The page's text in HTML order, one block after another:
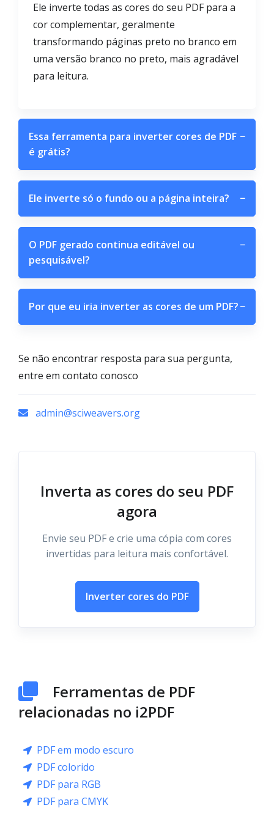
Ele inverte todas as cores do seu PDF para a
cor complementar, geralmente
transformando páginas preto no branco em
uma versão branco no preto, mais agradável
para leitura.
Essa ferramenta para inverter cores de PDF
é grátis?
−
Ele inverte só o fundo ou a página inteira? −
O PDF gerado continua editável ou
pesquisável?
−
Por que eu iria inverter as cores de um PDF?−
Se não encontrar resposta para sua pergunta,
entre em contato conosco
admin@sciweavers.org
Inverta as cores do seu PDF
agora
Envie seu PDF e crie uma cópia com cores
invertidas para leitura mais confortável.
Inverter cores do PDF
Ferramentas de PDF
relacionadas no i2PDF
PDF em modo escuro
PDF colorido
PDF para RGB
PDF para CMYK